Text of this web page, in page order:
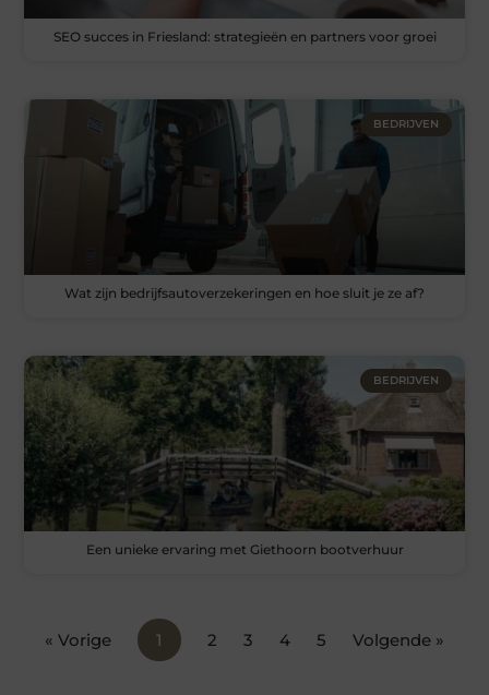
SEO succes in Friesland: strategieën en partners voor groei
BEDRIJVEN
Wat zijn bedrijfsautoverzekeringen en hoe sluit je ze af?
BEDRIJVEN
Een unieke ervaring met Giethoorn bootverhuur
« Vorige 1 2 3 4 5 Volgende »